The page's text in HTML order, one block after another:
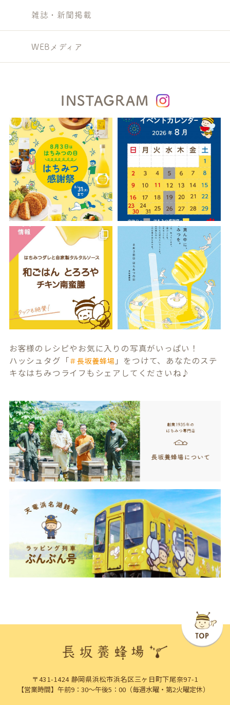
雑誌・新聞掲載
WEBメディア
INSTAGRAM
お客様のレシピやお気に入りの写真がいっぱい！
ハッシュタグ「＃長坂養蜂場 」をつけて、あなたのステ
キなはちみつライフもシェアしてくださいね♪
〒431-1424 静岡県浜松市浜名区三ヶ日町下尾奈97-1
【営業時間】午前9：30～午後5：00（毎週水曜・第2火曜定休）